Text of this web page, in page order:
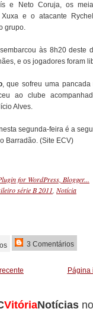
e Neto Coruja, os
e o atacante
grupo.
às 8h20 deste
e os jogadores foram
, que sofreu uma
ao clube
Alves.
segunda-feira é a
Barradão. (Site ECV)
série B 2011, Notícia
3 Comentários
Página
VitóriaNotícias